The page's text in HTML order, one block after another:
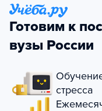
Готовим к
вузы России
стресса